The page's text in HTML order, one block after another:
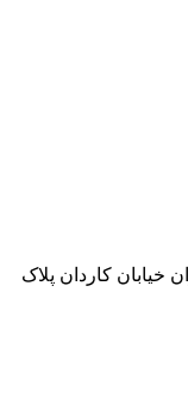
نوآوران خیابان کاردان پلاک